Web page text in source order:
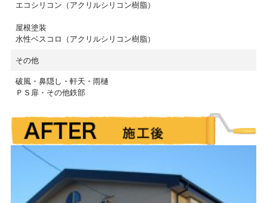
エコシリコン（アクリルシリコン樹脂）
屋根塗装
水性ベスコロ（アクリルシリコン樹脂）
その他
破風・鼻隠し・軒天・雨樋
ＰＳ扉・その他鉄部